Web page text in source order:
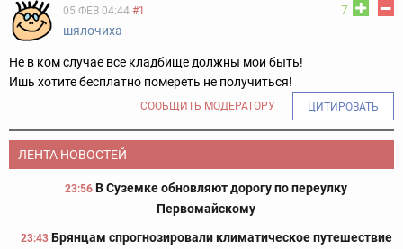
7
05 ФЕВ 04:44 #1
шялочиха
Не в ком случае все кладбище должны мои быть!
Ишь хотите бесплатно помереть не получиться!
СООБЩИТЬ МОДЕРАТОРУ ЦИТИРОВАТЬ
ЛЕНТА НОВОСТЕЙ
23:56 В Суземке обновляют дорогу по переулку
Первомайскому
23:43 Брянцам спрогнозировали климатическое путешествие